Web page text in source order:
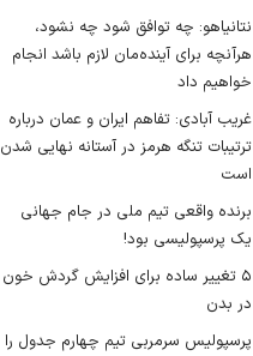
نتانیاهو: چه توافق شود چه نشود،
هرآنچه برای آینده‌مان لازم باشد انجام
خواهیم داد
غریب آبادی: تفاهم ایران و عمان درباره
ترتیبات تنگه هرمز در آستانه نهایی شدن
است
برنده واقعی تیم ملی در جام جهانی
یک پرسپولیسی بود!
۵ تغییر ساده برای افزایش گردش خون
در بدن
پرسپولیس سرمربی تیم چهارم جدول را